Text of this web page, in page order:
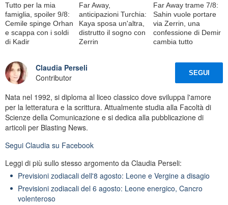
Tutto per la mia
famiglia, spoiler 9/8:
Cemile spinge Orhan
e scappa con i soldi
di Kadir
Far Away,
anticipazioni Turchia:
Kaya sposa un'altra,
distrutto il sogno con
Zerrin
Far Away trame 7/8:
Sahin vuole portare
via Zerrin, una
confessione di Demir
cambia tutto
Claudia Perseli
Contributor
SEGUI
Nata nel 1992, si diploma al liceo classico dove sviluppa l'amore
per la letteratura e la scrittura. Attualmente studia alla Facoltà di
Scienze della Comunicazione e si dedica alla pubblicazione di
articoli per Blasting News.
Segui Claudia su Facebook
Leggi di più sullo stesso argomento da Claudia Perseli:
Previsioni zodiacali dell'8 agosto: Leone e Vergine a disagio
Previsioni zodiacali del 6 agosto: Leone energico, Cancro
volenteroso